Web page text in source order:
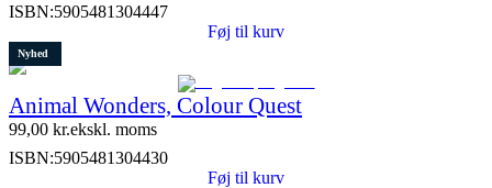
ISBN:5905481304447
Føj til kurv
Nyhed
Animal Wonders, Colour Quest
99,00 kr.ekskl. moms
ISBN:5905481304430
Føj til kurv